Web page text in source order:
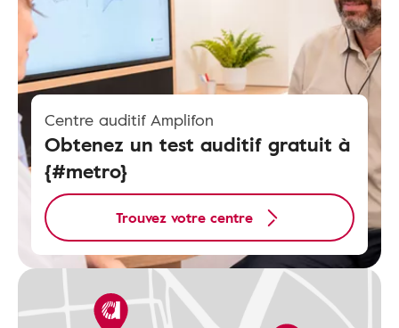
Centre auditif Amplifon
Obtenez un test auditif gratuit à
{#metro}
Trouvez votre centre